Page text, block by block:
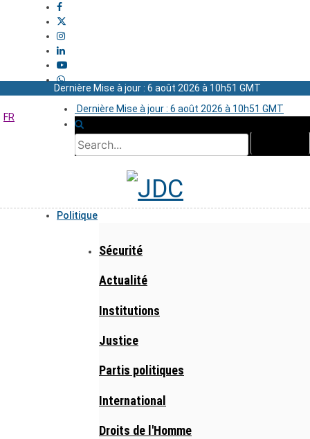
Dernière Mise à jour : 6 août 2026 à 10h51 GMT
Dernière Mise à jour : 6 août 2026 à 10h51 GMT
FR
Politique
Sécurité
Actualité
Institutions
Justice
Partis politiques
International
Droits de l'Homme